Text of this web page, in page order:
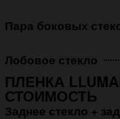
Пара боковых
Лобовое стекло
ПЛЕНКА
СТОИМОСТЬ
Заднее стекло +